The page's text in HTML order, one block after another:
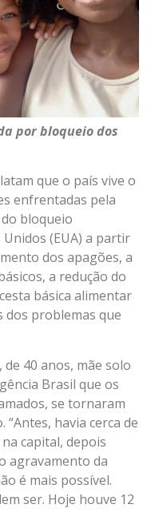
por bloqueio dos
que o país vive o
enfrentadas pela
bloqueio
(EUA) a partir
dos apagões, a
a redução do
básica alimentar
dos problemas que
40 anos, mãe solo
Brasil que os
se tornaram
havia cerca de
capital, depois
agravamento da
é mais possível.
ser. Hoje houve 12